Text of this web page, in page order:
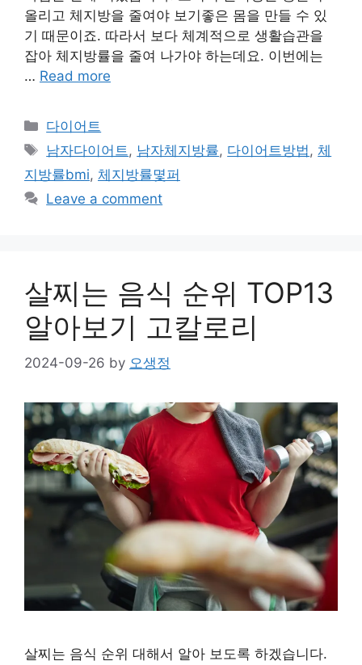
올리고 체지방을 줄여야 보기좋은 몸을 만들 수 있
기 때문이죠. 따라서 보다 체계적으로 생활습관을
잡아 체지방률을 줄여 나가야 하는데요. 이번에는
… Read more
Categories
다이어트
Tags
남자다이어트, 남자체지방률, 다이어트방법,체
지방률bmi, 체지방률몇퍼
Leave a comment
살찌는 음식 순위 TOP13
알아보기 고칼로리
2024-09-26 by 오생정
살찌는 음식 순위 대해서 알아 보도록 하겠습니다.